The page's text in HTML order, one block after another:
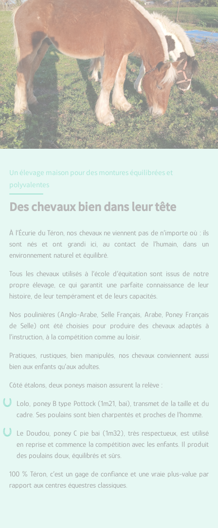
Un élevage maison pour des montures équilibrées et
polyvalentes
Des chevaux bien dans leur tête
À l’Écurie du Téron, nos chevaux ne viennent pas de n’importe où : ils
sont nés et ont grandi ici, au contact de l’humain, dans un
environnement naturel et équilibré.
Tous les chevaux utilisés à l’école d’équitation sont issus de notre
propre élevage, ce qui garantit une parfaite connaissance de leur
histoire, de leur tempérament et de leurs capacités.
Nos poulinières (Anglo-Arabe, Selle Français, Arabe, Poney Français
de Selle) ont été choisies pour produire des chevaux adaptés à
l’instruction, à la compétition comme au loisir.
Pratiques, rustiques, bien manipulés, nos chevaux conviennent aussi
bien aux enfants qu’aux adultes.
Côté étalons, deux poneys maison assurent la relève :
Lolo, poney B type Pottock (1m21, bai), transmet de la taille et du
cadre. Ses poulains sont bien charpentés et proches de l’homme.
Le Doudou, poney C pie bai (1m32), très respectueux, est utilisé
en reprise et commence la compétition avec les enfants. Il produit
des poulains doux, équilibrés et sûrs.
100 % Téron, c’est un gage de confiance et une vraie plus-value par
rapport aux centres équestres classiques.